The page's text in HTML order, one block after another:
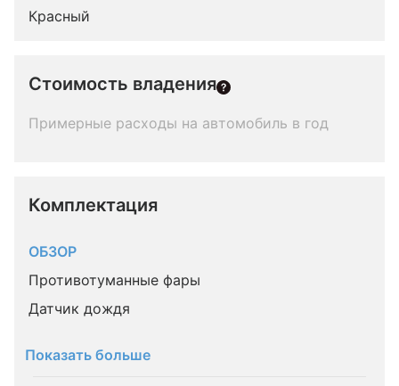
Красный
Стоимость владения
Примерные расходы на автомобиль в год
Комплектация
ОБЗОР
Противотуманные фары
Датчик дождя
Показать больше